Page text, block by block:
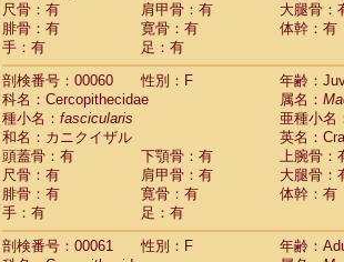
尺骨：有
肩甲骨：有
大腿骨：
腓骨：有
寛骨：有
体幹：有
手：有
足：有
剖検番号：00060
性別：F
年齢：
科名：Cercopithecidae
属名：
種小名： fascicularis
亜種小名
和名：カニクイザル
英名：
頭蓋骨：有
下顎骨：有
上腕骨：
尺骨：有
肩甲骨：有
大腿骨：
腓骨：有
寛骨：有
体幹：有
手：有
足：有
剖検番号：00061
性別：F
年齢：